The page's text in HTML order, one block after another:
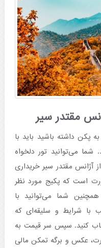
مقتدر سیر
پکن داشته باشید باید با
می‌توانید تور دلخواه
آژانس مقتدر سیر خریداری
است که پکیج مورد نظر
شما می‌توانید با
با شرایط و سلیقه‌ای که
کنید. سپس سر قیمت به
عکس و برگه تمکن مالی